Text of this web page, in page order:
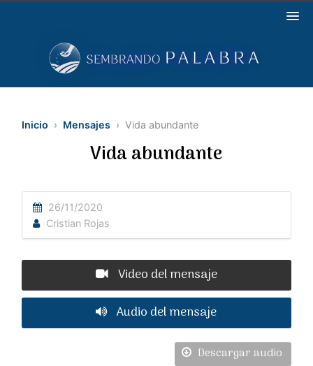
Inicio › Mensajes › Vida abundante
Vida abundante
26/11/2020
Cristian Rojas
Video del mensaje
Audio del mensaje
Descargar audio